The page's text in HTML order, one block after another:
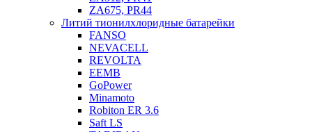
ZA675, PR44
Литий тионилхлоридные батарейки
FANSO
NEVACELL
REVOLTA
EEMB
GoPower
Minamoto
Robiton ER 3.6
Saft LS